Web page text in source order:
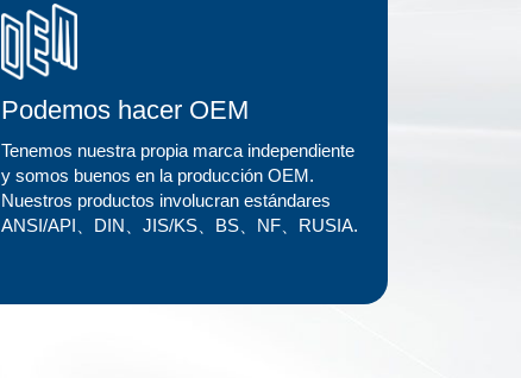
Podemos hacer OEM
Tenemos nuestra propia marca independiente
y somos buenos en la producción OEM.
Nuestros productos involucran estándares
ANSI/API、DIN、JIS/KS、BS、NF、RUSIA.